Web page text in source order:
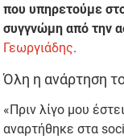
που υπηρετούμε
συγγνώμη από την
Γεωργιάδης.
Όλη η ανάρτηση
«Πριν λίγο μου
αναρτήθηκε στα